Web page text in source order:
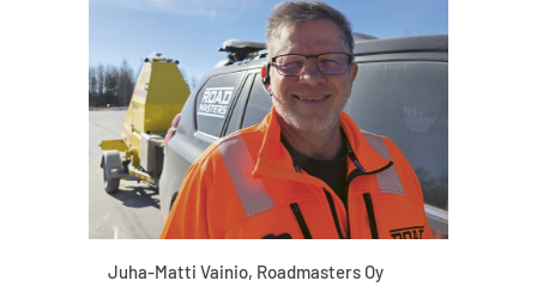
Juha-Matti Vainio, Roadmasters Oy